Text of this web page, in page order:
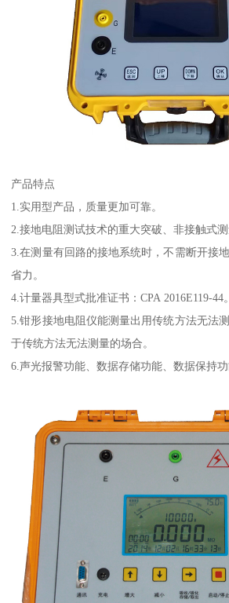
产品特点
1.实用型产品，质量更加可靠。
2.接地电阻测试技术的重大突破、非接触式测
3.在测量有回路的接地系统时，不需断开接
省力。
4.计量器具型式批准证书：CPA 2016E119-44。
5.钳形接地电阻仪能测量出用传统方法无法
于传统方法无法测量的场合。
6.声光报警功能、数据存储功能、数据保持功